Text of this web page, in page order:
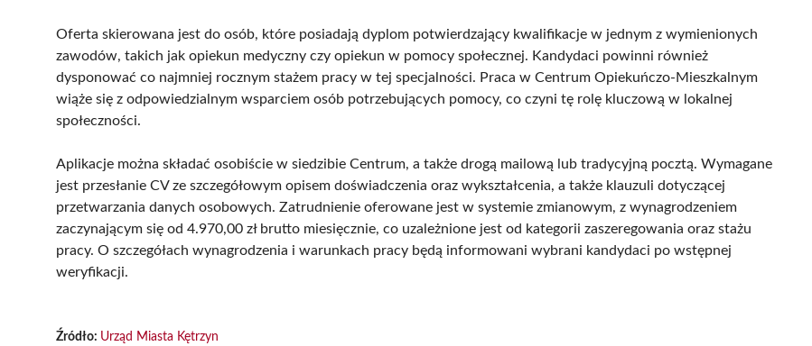
Oferta skierowana jest do osób, które posiadają dyplom potwierdzający kwalifikacje w jednym z wymienionych
zawodów, takich jak opiekun medyczny czy opiekun w pomocy społecznej. Kandydaci powinni również
dysponować co najmniej rocznym stażem pracy w tej specjalności. Praca w Centrum Opiekuńczo-Mieszkalnym
wiąże się z odpowiedzialnym wsparciem osób potrzebujących pomocy, co czyni tę rolę kluczową w lokalnej
społeczności.
Aplikacje można składać osobiście w siedzibie Centrum, a także drogą mailową lub tradycyjną pocztą. Wymagane
jest przesłanie CV ze szczegółowym opisem doświadczenia oraz wykształcenia, a także klauzuli dotyczącej
przetwarzania danych osobowych. Zatrudnienie oferowane jest w systemie zmianowym, z wynagrodzeniem
zaczynającym się od 4.970,00 zł brutto miesięcznie, co uzależnione jest od kategorii zaszeregowania oraz stażu
pracy. O szczegółach wynagrodzenia i warunkach pracy będą informowani wybrani kandydaci po wstępnej
weryfikacji.
Źródło: Urząd Miasta Kętrzyn